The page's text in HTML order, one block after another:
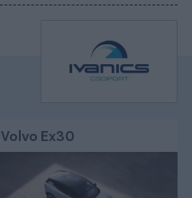
Volvo Ex30